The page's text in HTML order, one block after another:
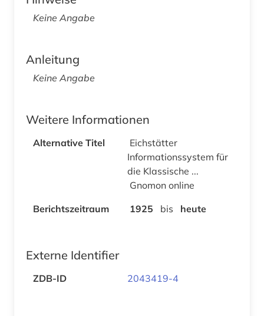
Keine Angabe
Anleitung
Keine Angabe
Weitere Informationen
Alternative Titel
Eichstätter
Informationssystem für
die Klassische ...
Gnomon online
Berichtszeitraum
1925 bis heute
Externe Identifier
ZDB-ID 2043419-4